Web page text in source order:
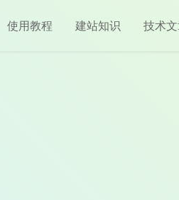
使用教程 建站知识 技术